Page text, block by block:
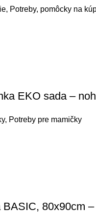
, Potreby, pomôcky na
EKO sada –
, Potreby pre mamičky
80x90cm